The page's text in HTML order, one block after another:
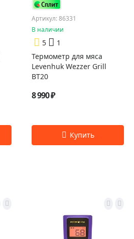
Артикул: 86331
В наличии
5
1
Термометр для мяса
Levenhuk Wezzer Grill
BT20
8 990 ₽